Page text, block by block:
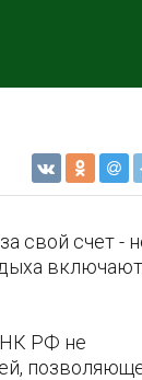
свой счет -
НК РФ не